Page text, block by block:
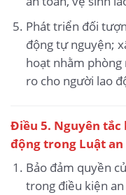
Phát triển đối
động tự nguyện;
hoạt nhằm phòng
ro cho người lao
Điều 5. Nguyên tắc
động trong Luật
Bảo đảm quyền
trong điều kiện